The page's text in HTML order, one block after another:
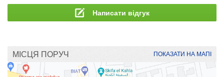
Написати відгук
МІСЦЯ ПОРУЧ ПОКАЗАТИ НА МАПІ